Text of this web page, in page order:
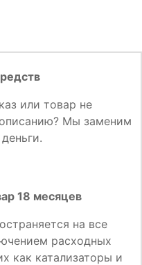
или товар не
Мы заменим
18 месяцев
на все
расходных
как катализаторы и